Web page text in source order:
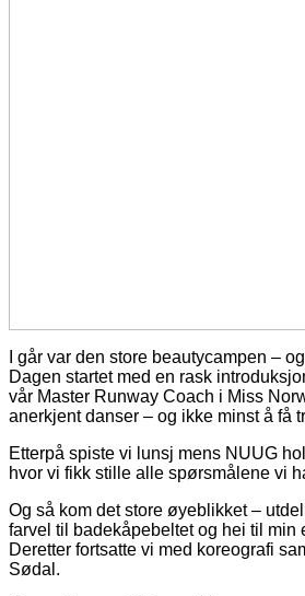
I går var den store beautycampen –
Dagen startet med en rask
vår Master Runway Coach i Miss
anerkjent danser – og ikke minst å få
Etterpå spiste vi lunsj mens NUUG
hvor vi fikk stille alle spørsmålene vi
Og så kom det store øyeblikket –
farvel til badekåpebeltet og hei til min
Deretter fortsatte vi med koreografi
Sødal.